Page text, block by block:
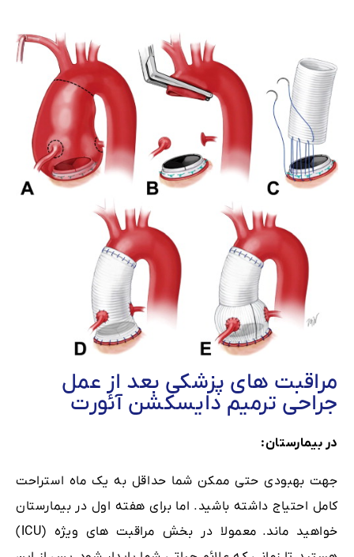
مراقبت های پزشکی بعد از عمل
جراحی ترمیم دایسکشن آئورت
در بیمارستان:
جهت بهبودی حتی ممکن شما حداقل به یک ماه استراحت
کامل احتیاج داشته باشید. اما برای هفته اول در بیمارستان
خواهید ماند.
معمولا در بخش مراقبت های ویژه (ICU)